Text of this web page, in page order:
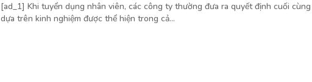
[ad_1] Khi tuyển dụng nhân viên, các công ty thường đưa ra quyết định cuối cùng
dựa trên kinh nghiệm được thể hiện trong cả...